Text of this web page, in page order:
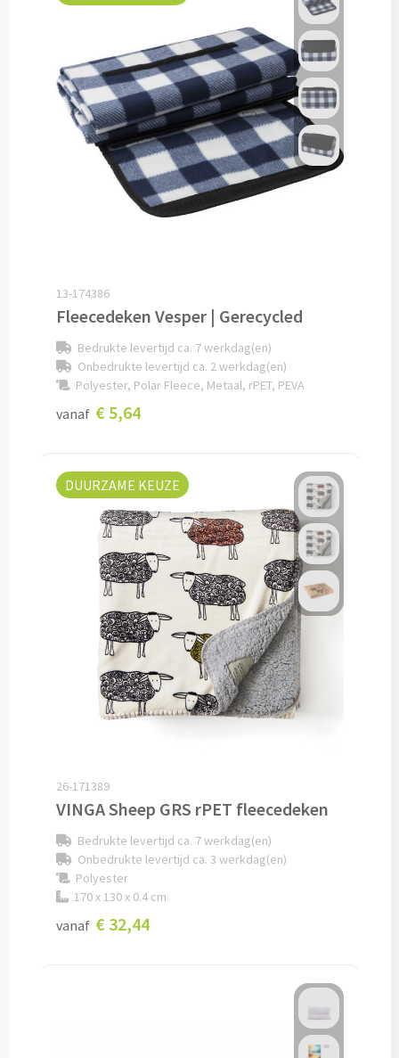
Zonnehoedjes bedrukken
Zonnekleppen bedrukken
Hoedenbanden bedrukken
Custom made caps
Custom made zonnehoedjes
Custom made bandana's
Custom made mutsen & sjaals
Mutsen, Sjaals & Handschoenen
Mutsen bedrukken
Sjaals bedrukken
Colsjaals bedrukken
Bandana's & Hoofdbanden bedrukken
Handschoenen bedrukken
Rompertjes bedrukken
13-174386
Fleecedeken Vesper | Gerecycled
Bedrukte levertijd ca. 7 werkdag(en)
Onbedrukte levertijd ca. 2 werkdag(en)
Polyester, Polar Fleece, Metaal, rPET, PEVA
vanaf € 5,64
DUURZAME KEUZE
26-171389
VINGA Sheep GRS rPET fleecedeken
Bedrukte levertijd ca. 7 werkdag(en)
Onbedrukte levertijd ca. 3 werkdag(en)
Polyester
170 x 130 x 0.4 cm
vanaf € 32,44